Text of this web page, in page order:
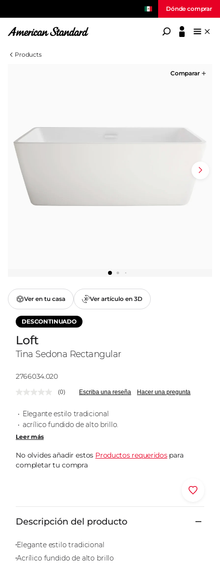
Dónde comprar
American Standard
Products
Comparar
Ver en tu casa Ver artículo en 3D
DESCONTINUADO
Loft
Tina Sedona Rectangular
Modelo:
2766034.020
Sin
Enlace
en
la
(0) Escriba una reseña Hacer una pregunta
Elegante estilo tradicional
acrílico fundido de alto brillo.
Leer más
No olvides añadir estos Productos requeridospara
completar tu compra
Descripción del producto
Elegante estilo tradicional
Acrílico fundido de alto brillo